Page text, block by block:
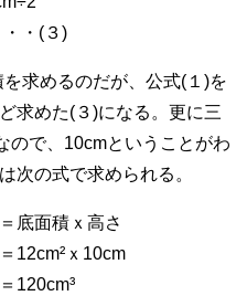
(３)
求めるのだが、公式(１)を
求めた(３)になる。更に三
ので、10cmということがわ
次の式で求められる。
底面積ｘ高さ
10cm